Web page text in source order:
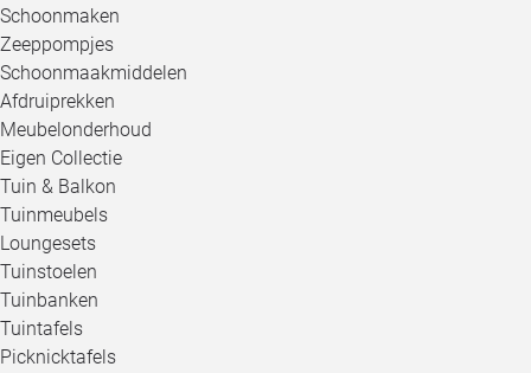
Schoonmaken
Zeeppompjes
Schoonmaakmiddelen
Afdruiprekken
Meubelonderhoud
Eigen Collectie
Tuin & Balkon
Tuinmeubels
Loungesets
Tuinstoelen
Tuinbanken
Tuintafels
Picknicktafels